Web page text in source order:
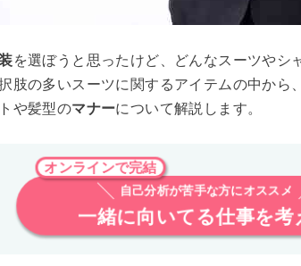
を選ぼうと思ったけど、どんなスーツやシ
肢の多いスーツに関するアイテムの中から
や髪型のマナーについて解説します。
オンラインで完結
自己分析が苦手な方にオススメ
一緒に向いてる仕事を考